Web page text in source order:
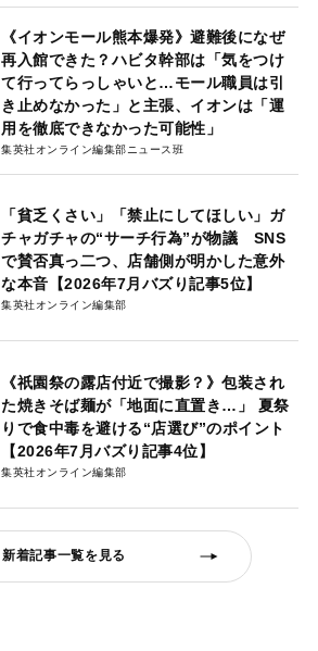
《イオンモール熊本爆発》避難後になぜ
再入館できた？ハビタ幹部は「気をつけ
て行ってらっしゃいと…モール職員は引
き止めなかった」と主張、イオンは「運
用を徹底できなかった可能性」
集英社オンライン編集部ニュース班
「貧乏くさい」「禁止にしてほしい」ガ
チャガチャの“サーチ行為”が物議 SNS
で賛否真っ二つ、店舗側が明かした意外
な本音【2026年7月バズり記事5位】
集英社オンライン編集部
《祇園祭の露店付近で撮影？》包装され
た焼きそば麺が「地面に直置き…」 夏祭
りで食中毒を避ける“店選び”のポイント
【2026年7月バズり記事4位】
集英社オンライン編集部
新着記事一覧を見る